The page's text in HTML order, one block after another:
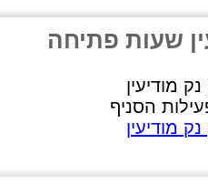
שעות פתיחה
מודיעין
הסניף
מודיעין